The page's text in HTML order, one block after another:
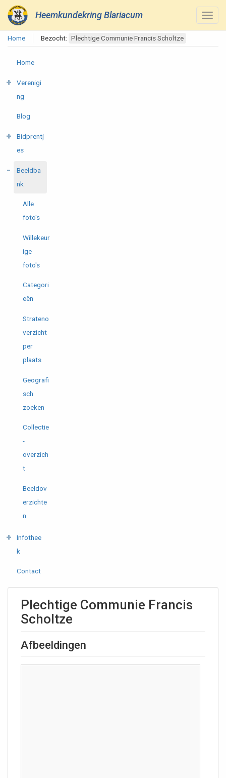
Heemkundekring Blariacum
Home Bezocht: Plechtige Communie Francis Scholtze
Home
Verenigi
ng
Blog
Bidprentj
es
Beeldba
nk
Alle
foto's
Willekeur
ige
foto's
Categori
eën
Strateno
verzicht
per
plaats
Geografi
sch
zoeken
Collectie
-
overzich
t
Beeldov
erzichte
n
Infothee
k
Contact
Plechtige Communie Francis
Scholtze
Afbeeldingen